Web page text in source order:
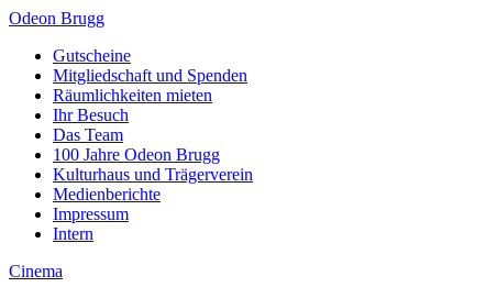
Odeon Brugg
Gutscheine
Mitgliedschaft und Spenden
Räumlichkeiten mieten
Ihr Besuch
Das Team
100 Jahre Odeon Brugg
Kulturhaus und Trägerverein
Medienberichte
Impressum
Intern
Cinema